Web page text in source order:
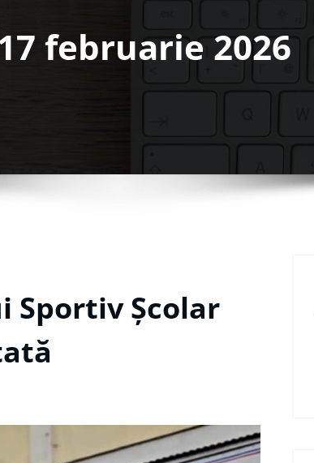
februarie 2026
Sportiv Școlar